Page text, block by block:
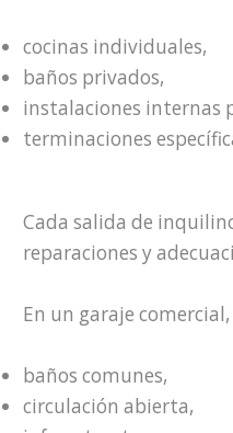
cocinas individuales,
baños privados,
instalaciones internas
terminaciones
Cada salida de
reparaciones y
En un garaje
baños comunes,
circulación abierta,